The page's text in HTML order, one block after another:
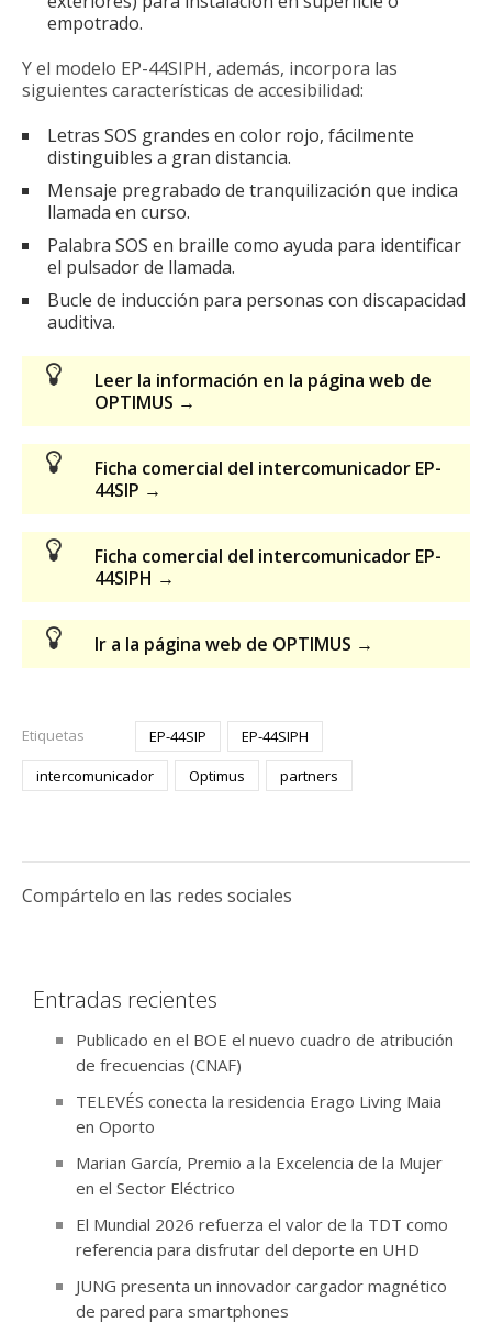
empotrado.
Y el modelo EP-44SIPH, además, incorpora las
siguientes características de accesibilidad:
Letras SOS grandes en color rojo, fácilmente
distinguibles a gran distancia.
Mensaje pregrabado de tranquilización que indica
llamada en curso.
Palabra SOS en braille como ayuda para identificar
el pulsador de llamada.
Bucle de inducción para personas con discapacidad
auditiva.
Leer la información en la página web de
OPTIMUS →
Ficha comercial del intercomunicador EP-
44SIP →
Ficha comercial del intercomunicador EP-
44SIPH →
Ir a la página web de OPTIMUS →
Etiquetas EP-44SIP
EP-44SIPH
intercomunicador
Optimus partners
Compártelo en las redes sociales
Entradas recientes
Publicado en el BOE el nuevo cuadro de atribución
de frecuencias (CNAF)
TELEVÉS conecta la residencia Erago Living Maia
en Oporto
Marian García, Premio a la Excelencia de la Mujer
en el Sector Eléctrico
El Mundial 2026 refuerza el valor de la TDT como
referencia para disfrutar del deporte en UHD
JUNG presenta un innovador cargador magnético
de pared para smartphones